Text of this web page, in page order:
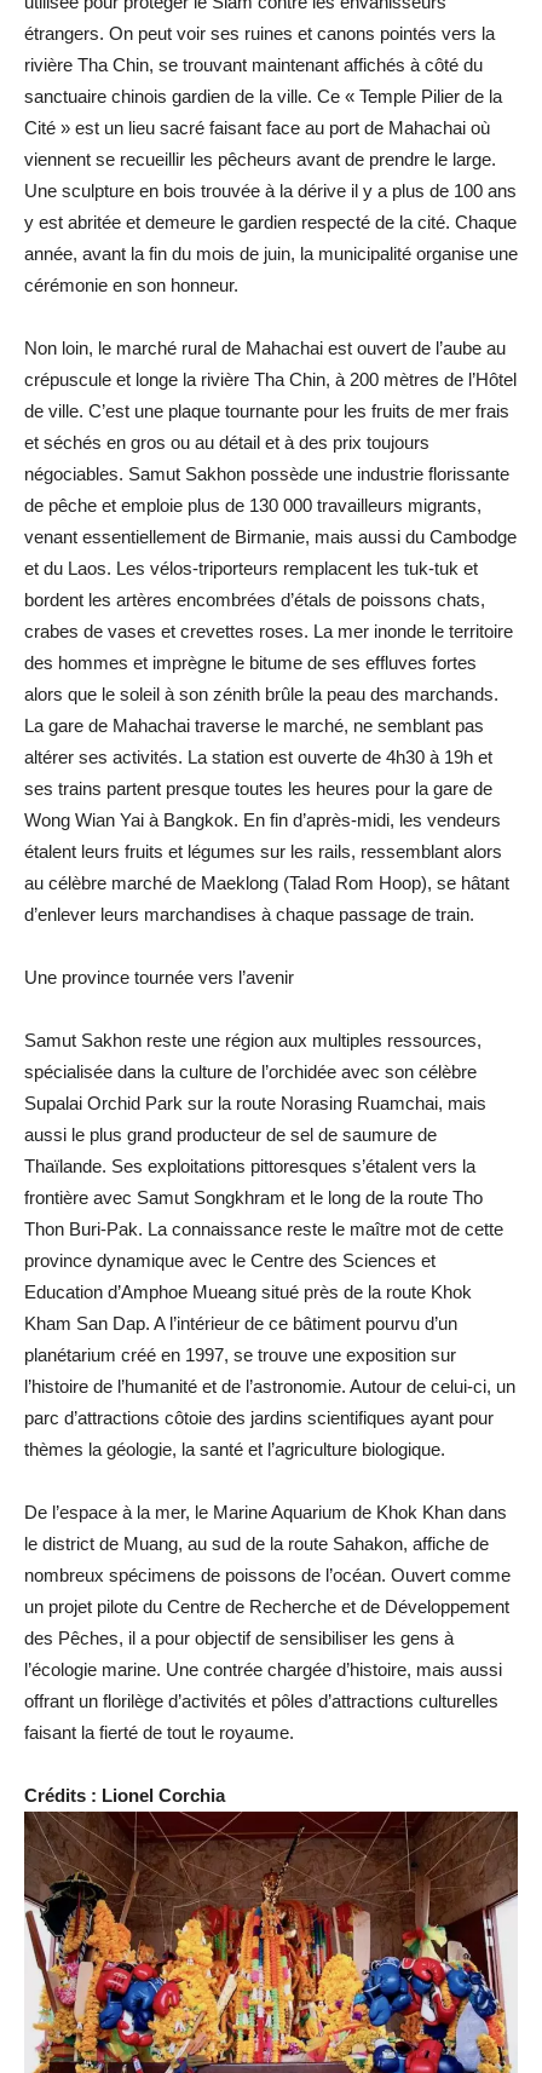
étrangers. On peut voir ses ruines et canons pointés vers la
rivière Tha Chin, se trouvant maintenant affichés à côté du
sanctuaire chinois gardien de la ville. Ce « Temple Pilier de la
Cité » est un lieu sacré faisant face au port de Mahachai où
viennent se recueillir les pêcheurs avant de prendre le large.
Une sculpture en bois trouvée à la dérive il y a plus de 100 ans
y est abritée et demeure le gardien respecté de la cité. Chaque
année, avant la fin du mois de juin, la municipalité organise une
cérémonie en son honneur.
Non loin, le marché rural de Mahachai est ouvert de l’aube au
crépuscule et longe la rivière Tha Chin, à 200 mètres de l’Hôtel
de ville. C’est une plaque tournante pour les fruits de mer frais
et séchés en gros ou au détail et à des prix toujours
négociables. Samut Sakhon possède une industrie florissante
de pêche et emploie plus de 130 000 travailleurs migrants,
venant essentiellement de Birmanie, mais aussi du Cambodge
et du Laos. Les vélos-triporteurs remplacent les tuk-tuk et
bordent les artères encombrées d’étals de poissons chats,
crabes de vases et crevettes roses. La mer inonde le territoire
des hommes et imprègne le bitume de ses effluves fortes
alors que le soleil à son zénith brûle la peau des marchands.
La gare de Mahachai traverse le marché, ne semblant pas
altérer ses activités. La station est ouverte de 4h30 à 19h et
ses trains partent presque toutes les heures pour la gare de
Wong Wian Yai à Bangkok. En fin d’après-midi, les vendeurs
étalent leurs fruits et légumes sur les rails, ressemblant alors
au célèbre marché de Maeklong (Talad Rom Hoop), se hâtant
d’enlever leurs marchandises à chaque passage de train.
Une province tournée vers l’avenir
Samut Sakhon reste une région aux multiples ressources,
spécialisée dans la culture de l’orchidée avec son célèbre
Supalai Orchid Park sur la route Norasing Ruamchai, mais
aussi le plus grand producteur de sel de saumure de
Thaïlande. Ses exploitations pittoresques s’étalent vers la
frontière avec Samut Songkhram et le long de la route Tho
Thon Buri-Pak. La connaissance reste le maître mot de cette
province dynamique avec le Centre des Sciences et
Education d’Amphoe Mueang situé près de la route Khok
Kham San Dap. A l’intérieur de ce bâtiment pourvu d’un
planétarium créé en 1997, se trouve une exposition sur
l’histoire de l’humanité et de l’astronomie. Autour de celui-ci, un
parc d’attractions côtoie des jardins scientifiques ayant pour
thèmes la géologie, la santé et l’agriculture biologique.
De l’espace à la mer, le Marine Aquarium de Khok Khan dans
le district de Muang, au sud de la route Sahakon, affiche de
nombreux spécimens de poissons de l’océan. Ouvert comme
un projet pilote du Centre de Recherche et de Développement
des Pêches, il a pour objectif de sensibiliser les gens à
l’écologie marine. Une contrée chargée d’histoire, mais aussi
offrant un florilège d’activités et pôles d’attractions culturelles
faisant la fierté de tout le royaume.
Crédits : Lionel Corchia